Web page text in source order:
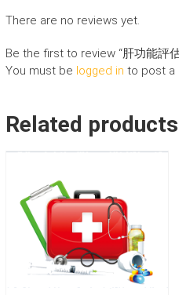
There are no reviews yet.
Be the first to review “肝功能評
You must be logged in to post a
Related products